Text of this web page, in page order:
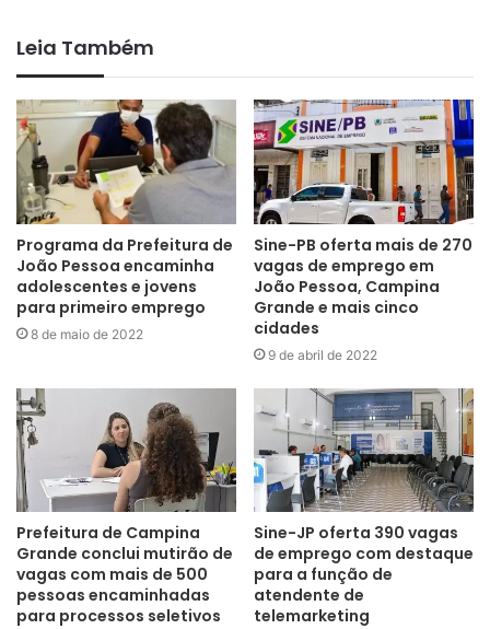
Leia Também
Programa da Prefeitura de
João Pessoa encaminha
adolescentes e jovens
para primeiro emprego
8 de maio de 2022
Sine-PB oferta mais de 270
vagas de emprego em
João Pessoa, Campina
Grande e mais cinco
cidades
9 de abril de 2022
Prefeitura de Campina
Grande conclui mutirão de
vagas com mais de 500
pessoas encaminhadas
para processos seletivos
Sine-JP oferta 390 vagas
de emprego com destaque
para a função de
atendente de
telemarketing